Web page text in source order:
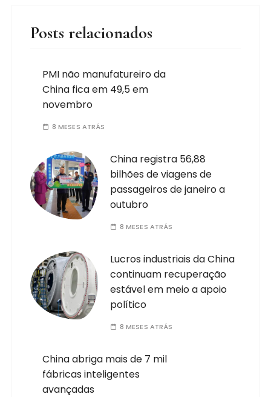
Posts relacionados
PMI não manufatureiro da
China fica em 49,5 em
novembro
8 MESES ATRÁS
China registra 56,88
bilhões de viagens de
passageiros de janeiro a
outubro
8 MESES ATRÁS
Lucros industriais da China
continuam recuperação
estável em meio a apoio
político
8 MESES ATRÁS
China abriga mais de 7 mil
fábricas inteligentes
avançadas